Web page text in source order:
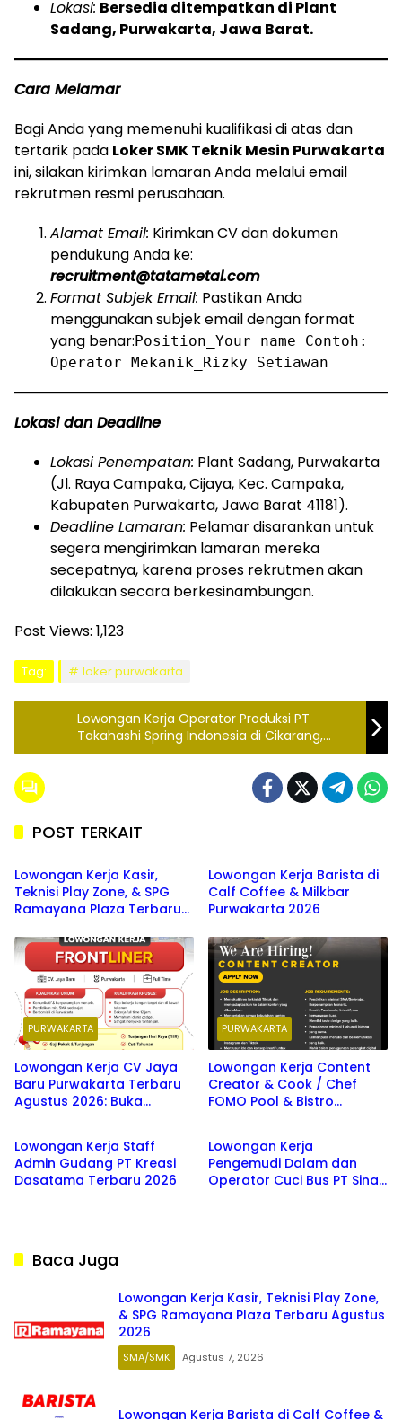
Lokasi: Bersedia ditempatkan di Plant
Sadang, Purwakarta, Jawa Barat.
Cara Melamar
Bagi Anda yang memenuhi kualifikasi di atas dan
tertarik pada Loker SMK Teknik Mesin Purwakarta
ini, silakan kirimkan lamaran Anda melalui email
rekrutmen resmi perusahaan.
Alamat Email: Kirimkan CV dan dokumen
pendukung Anda ke:
recruitment@tatametal.com
Format Subjek Email: Pastikan Anda
menggunakan subjek email dengan format
yang benar:Position_Your name Contoh:
Operator Mekanik_Rizky Setiawan
Lokasi dan Deadline
Lokasi Penempatan: Plant Sadang, Purwakarta
(Jl. Raya Campaka, Cijaya, Kec. Campaka,
Kabupaten Purwakarta, Jawa Barat 41181).
Deadline Lamaran: Pelamar disarankan untuk
segera mengirimkan lamaran mereka
secepatnya, karena proses rekrutmen akan
dilakukan secara berkesinambungan.
Post Views: 1,123
Tag: loker purwakarta
Lowongan Kerja Operator Produksi PT
Takahashi Spring Indonesia di Cikarang,
Bekasi
POST TERKAIT
SMA/SMK
Lowongan Kerja Kasir,
Teknisi Play Zone, & SPG
Ramayana Plaza Terbaru
Lowongan Kerja Barista di
Calf Coffee & Milkbar
Purwakarta 2026
PURWAKARTA
Lowongan Kerja CV Jaya
Baru Purwakarta Terbaru
Agustus 2026: Buka
PURWAKARTA
Lowongan Kerja Content
Creator & Cook / Chef
FOMO Pool & Bistro
SMA/SMK
Lowongan Kerja Staff
Admin Gudang PT Kreasi
Dasatama Terbaru 2026
SMA/SMK
Lowongan Kerja
Pengemudi Dalam dan
Operator Cuci Bus PT Sinar
Baca Juga
Lowongan Kerja Kasir, Teknisi Play Zone,
& SPG Ramayana Plaza Terbaru Agustus
2026
SMA/SMK Agustus 7, 2026
Lowongan Kerja Barista di Calf Coffee &